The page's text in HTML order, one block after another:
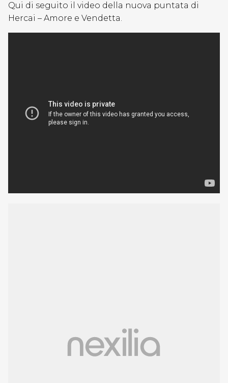
Qui di seguito il video della nuova puntata di
Hercai – Amore e Vendetta.